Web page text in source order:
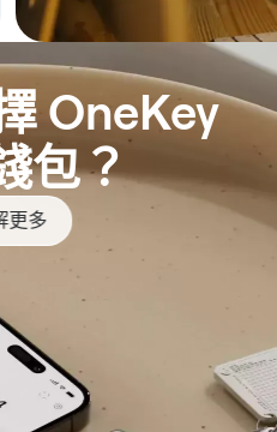
OneKey
包？
更多